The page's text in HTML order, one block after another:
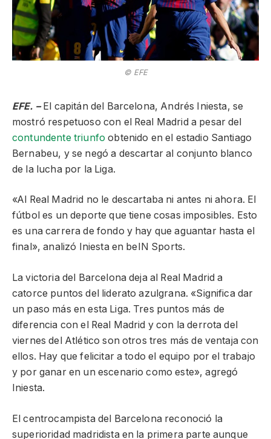
© EFE
EFE. –El capitán del Barcelona, Andrés Iniesta, se
mostró respetuoso con el Real Madrid a pesar del
contundente triunfo obtenido en el estadio Santiago
Bernabeu, y se negó a descartar al conjunto blanco
de la lucha por la Liga.
«Al Real Madrid no le descartaba ni antes ni ahora. El
fútbol es un deporte que tiene cosas imposibles. Esto
es una carrera de fondo y hay que aguantar hasta el
final», analizó Iniesta en beIN Sports.
La victoria del Barcelona deja al Real Madrid a
catorce puntos del liderato azulgrana. «Significa dar
un paso más en esta Liga. Tres puntos más de
diferencia con el Real Madrid y con la derrota del
viernes del Atlético son otros tres más de ventaja con
ellos. Hay que felicitar a todo el equipo por el trabajo
y por ganar en un escenario como este», agregó
Iniesta.
El centrocampista del Barcelona reconoció la
superioridad madridista en la primera parte aunque